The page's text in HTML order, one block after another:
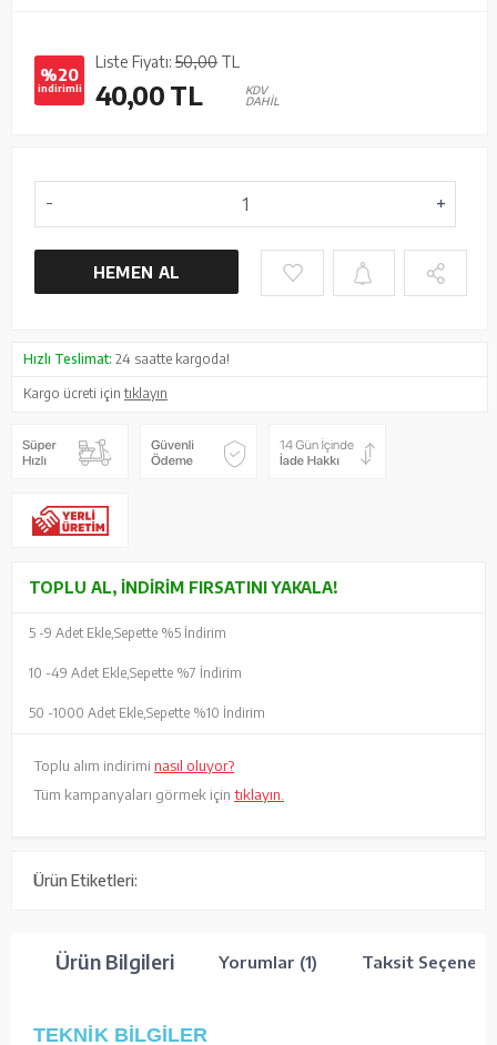
%20
indirimli
Liste Fiyatı: 50,00 TL
40,00TL
KDV
DAHİL
HEMEN AL
Hızlı Teslimat: 24 saatte kargoda!
Kargo ücreti içintıklayın
TOPLU AL, İNDIRIM FIRSATINI YAKALA!
5 -9 Adet Ekle, Sepette %5 İndirim
10 -49 Adet Ekle, Sepette %7 İndirim
50 -1000 Adet Ekle, Sepette %10 İndirim
Toplu alım indirimi nasıl oluyor?
Tüm kampanyaları görmek için tıklayın.
Ürün Etiketleri:
Ürün Bilgileri Yorumlar (1) Taksit
TEKNİK BİLGİLER